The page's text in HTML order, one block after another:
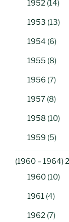
1952 (14)
1953 (13)
1954 (6)
1955 (8)
1956 (7)
1957 (8)
1958 (10)
1959 (5)
(1960 – 1964)
1960 (10)
1961 (4)
1962 (7)